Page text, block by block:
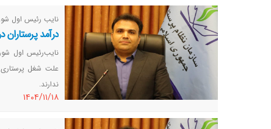
نایب رئیس اول
درآمد
نایب‌رئیس اول
علت شغل پرستاری
ندارند.
١٤٠٤/١١/١٨